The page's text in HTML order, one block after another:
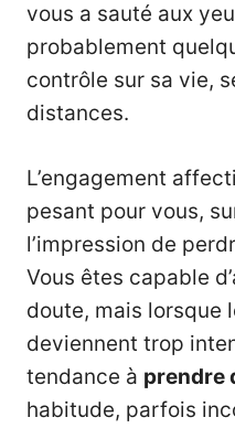
vous a sauté aux
probablement
contrôle sur sa vie,
distances.
L’engagement
pesant pour vous,
l’impression de
Vous êtes capable
doute, mais lorsque
deviennent trop
tendance à prendre
habitude, parfois